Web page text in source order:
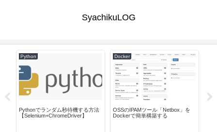
SyachikuLOG
Python
Pythonでランダム秒待機する方法
【Selenium+ChromeDriver】
Docker
OSSのIPAMツール「Netbox」を
Dockerで簡単構築する